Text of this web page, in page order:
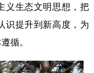
义生态文明思想，把
识提升到新高度，为
循。